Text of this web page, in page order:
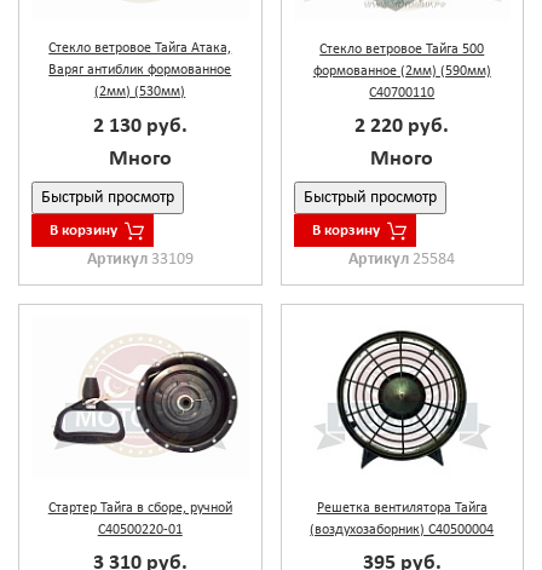
Стекло ветровое Тайга Атака,
Варяг антиблик формованное
(2мм) (530мм)
2 130 руб.
Много
Быстрый просмотр
В корзину
Артикул 33109
Стекло ветровое Тайга 500
формованное (2мм) (590мм)
С40700110
2 220 руб.
Много
Быстрый просмотр
В корзину
Артикул 25584
Стартер Тайга в сборе, ручной
С40500220-01
3 310 руб.
Решетка вентилятора Тайга
(воздухозаборник) С40500004
395 руб.